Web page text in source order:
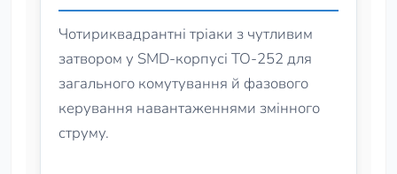
Чотириквадрантні тріаки з чутливим
затвором у SMD-корпусі TO‑252 для
загального комутування й фазового
керування навантаженнями змінного
струму.